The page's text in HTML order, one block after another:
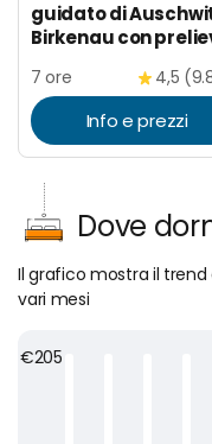
guidato di
Birkenau con
7 ore 4,5
Info e prezzi
Dove
Il grafico mostra il trend
vari mesi